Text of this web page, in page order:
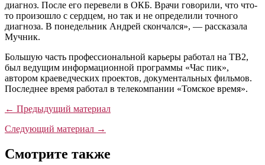
диагноз. После его перевели в ОКБ. Врачи говорили, что что-
то произошло с сердцем, но так и не определили точного
диагноза. В понедельник Андрей скончался», — рассказала
Мучник.
Большую часть профессиональной карьеры работал на ТВ2,
был ведущим информационной программы «Час пик»,
автором краеведческих проектов, документальных фильмов.
Последнее время работал в телекомпании «Томское время».
← Предыдущий материал
Следующий материал →
Смотрите также